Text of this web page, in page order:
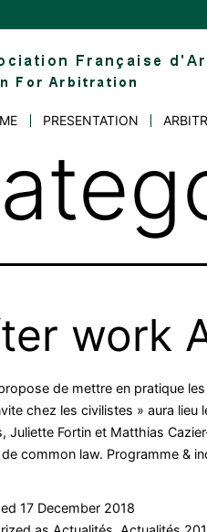
PRESENTATION
work
propose de mettre en pratique
chez les civilistes » aura
Juliette Fortin et Matthias
common law. Programme &
17 December 2018